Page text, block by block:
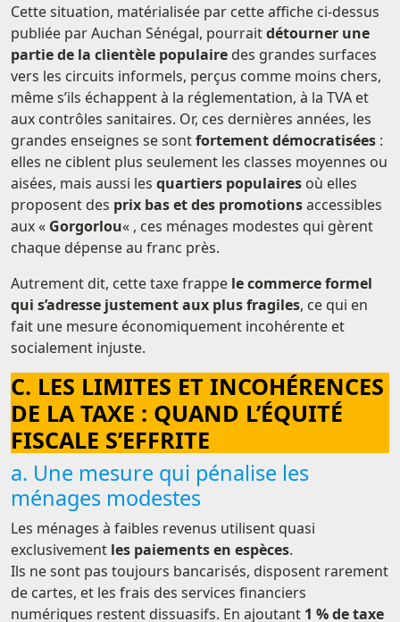
Cette situation, matérialisée par cette affiche ci-dessus
publiée par Auchan Sénégal, pourraitdétourner une
partie de la clientèle populaire des grandes surfaces
vers les circuits informels, perçus comme moins chers,
même s’ils échappent à la réglementation, à la TVA et
aux contrôles sanitaires. Or, ces dernières années, les
grandes enseignes se sontfortement démocratisées :
elles ne ciblent plus seulement les classes moyennes ou
aisées, mais aussi les quartiers populaires où elles
proposent des prix bas et des promotionsaccessibles
aux « Gorgorlou« , ces ménages modestes qui gèrent
chaque dépense au franc près.
Autrement dit, cette taxe frappe le commerce formel
qui s’adresse justement aux plus fragiles, ce qui en
fait une mesure économiquement incohérente et
socialement injuste.
C. LES LIMITES ET INCOHÉRENCES
DE LA TAXE : QUAND L’ÉQUITÉ
FISCALE S’EFFRITE
a. Une mesure qui pénalise les
ménages modestes
Les ménages à faibles revenus utilisent quasi
exclusivement les paiements en espèces.
Ils ne sont pas toujours bancarisés, disposent rarement
de cartes, et les frais des services financiers
numériques restent dissuasifs. En ajoutant 1 % de taxe